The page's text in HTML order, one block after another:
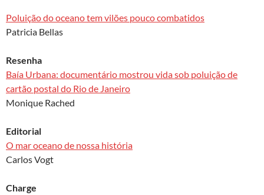
Poluição do oceano tem vilões pouco combatidos
Patricia Bellas
Resenha
Baía Urbana: documentário mostrou vida sob poluição de
cartão postal do Rio de Janeiro
Monique Rached
Editorial
O mar oceano de nossa história
Carlos Vogt
Charge